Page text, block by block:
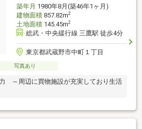
築年月 1980年8月(築46年1ヶ月)
建物面積857.82m2
土地面積145.45m2
総武・中央緩行線 三鷹駅 徒歩4分
東京都武蔵野市中町１丁目
写真あり
～周辺に買物施設が充実しており生活